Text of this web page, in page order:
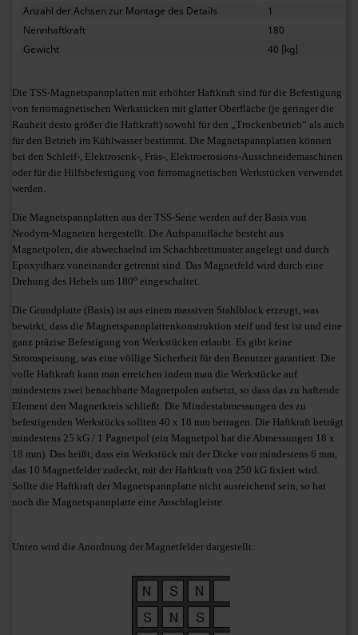
Anzahl der Achsen zur Montage des Details
1
Nennhaftkraft
180
Gewicht
40 [kg]
Die TSS-Magnetspannplatten mit erhöhter Haftkraft sind für die Befestigung
von ferromagnetischen Werkstücken mit glatter Oberfläche (je geringer die
Rauheit desto größer die Haftkraft) sowohl für den „Trockenbetrieb“ als auch
für den Betrieb im Kühlwasser bestimmt. Die Magnetspannplatten können
bei den Schleif-, Elektrosenk-, Fräs-, Elektroerosions-Ausschneidemaschinen
oder für die Hilfsbefestigung von ferromagnetischen Werkstücken verwendet
werden.
Die Magnetspannplatten aus der TSS-Serie werden auf der Basis von
Neodym-Magneten hergestellt. Die Aufspannfläche besteht aus
Magnetpolen, die abwechselnd im Schachbrettmuster angelegt und durch
Epoxydharz voneinander getrennt sind. Das Magnetfeld wird durch eine
Drehung des Hebels um 180o eingeschaltet.
Die Grundplatte (Basis) ist aus einem massiven Stahlblock erzeugt, was
bewirkt, dass die Magnetspannplattenkonstruktion steif und fest ist und eine
ganz präzise Befestigung von Werkstücken erlaubt. Es gibt keine
Stromspeisung, was eine völlige Sicherheit für den Benutzer garantiert. Die
volle Haftkraft kann man erreichen indem man die Werkstücke auf
mindestens zwei benachbarte Magnetpolen aufsetzt, so dass das zu haftende
Element den Magnetkreis schließt. Die Mindestabmessungen des zu
befestigenden Werkstücks sollten 40 x 18 mm betragen. Die Haftkraft beträgt
mindestens 25 kG / 1 Pagnetpol (ein Magnetpol hat die Abmessungen 18 x
18 mm). Das heißt, dass ein Werkstück mit der Dicke von mindestens 6 mm,
das 10 Magnetfelder zudeckt, mit der Haftkraft von 250 kG fixiert wird.
Sollte die Haftkraft der Magnetspannplatte nicht ausreichend sein, so hat
noch die Magnetspannplatte eine Anschlagleiste.
Unten wird die Anordnung der Magnetfelder dargestellt: